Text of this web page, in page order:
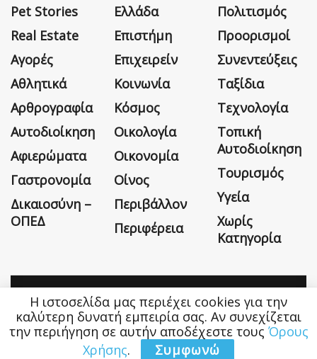
Pet Stories
Real Estate
Αγορές
Αθλητικά
Αρθρογραφία
Αυτοδιοίκηση
Αφιερώματα
Γαστρονομία
Δικαιοσύνη –
ΟΠΕΔ
Ελλάδα
Επιστήμη
Επιχειρείν
Κοινωνία
Κόσμος
Οικολογία
Οικονομία
Οίνος
Περιβάλλον
Περιφέρεια
Πολιτισμός
Προορισμοί
Συνεντεύξεις
Ταξίδια
Τεχνολογία
Τοπική
Αυτοδιοίκηση
Τουρισμός
Υγεία
Χωρίς
Κατηγορία
Η εταιρεία Όροι Χρήσης Επικοινωνία
Money&Life©
Η ιστοσελίδα μας περιέχει cookies για την
καλύτερη δυνατή εμπειρία σας. Αν συνεχίζεται
την περιήγηση σε αυτήν αποδέχεστε τους Όρους
Χρήσης. Συμφωνώ